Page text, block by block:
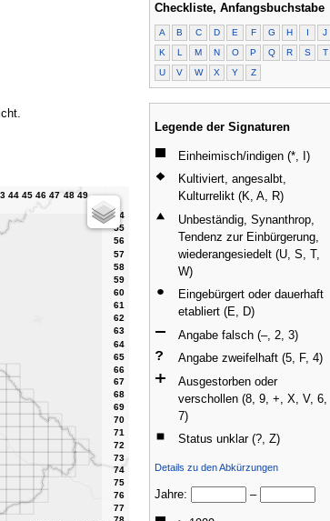
Checkliste, Anfangsbuchstabe
A B C D E F G H I
J
K
L M N O P Q R S
T
U
V W X Y Z
Legende der Signaturen
Einheimisch/indigen (*, I)
Kultiviert, angesalbt,
Kulturrelikt (K, A, R)
Unbeständig, Synanthrop,
Tendenz zur Einbürgerung,
wiederangesiedelt (U, S, T,
W)
Eingebürgert oder dauerhaft
etabliert (E, D)
Angabe falsch (–, 2, 3)
Angabe zweifelhaft (5, F, 4)
Ausgestorben oder
verschollen (8, 9, +, X, V, 6,
7)
Status unklar (?, Z)
Details zu den Abkürzungen
Jahre: –